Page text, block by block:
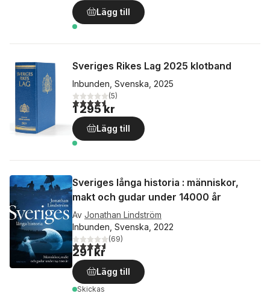
Lägg till
Sveriges Rikes Lag 2025 klotband
Inbunden, Svenska, 2025
4,6utav 5 stjärnor. Totalt antal röster:
(5)
1 295 kr
Lägg till
Sveriges långa historia : människor,
makt och gudar under 14000 år
Av Jonathan Lindström
Inbunden, Svenska, 2022
4,6utav 5 stjärnor. Totalt antal röster:
(69)
291 kr
Lägg till
Skickas